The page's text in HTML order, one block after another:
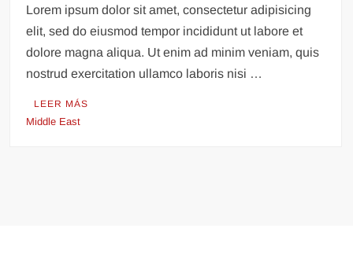
Lorem ipsum dolor sit amet, consectetur adipisicing
elit, sed do eiusmod tempor incididunt ut labore et
dolore magna aliqua. Ut enim ad minim veniam, quis
nostrud exercitation ullamco laboris nisi …
LEER MÁS
Middle East